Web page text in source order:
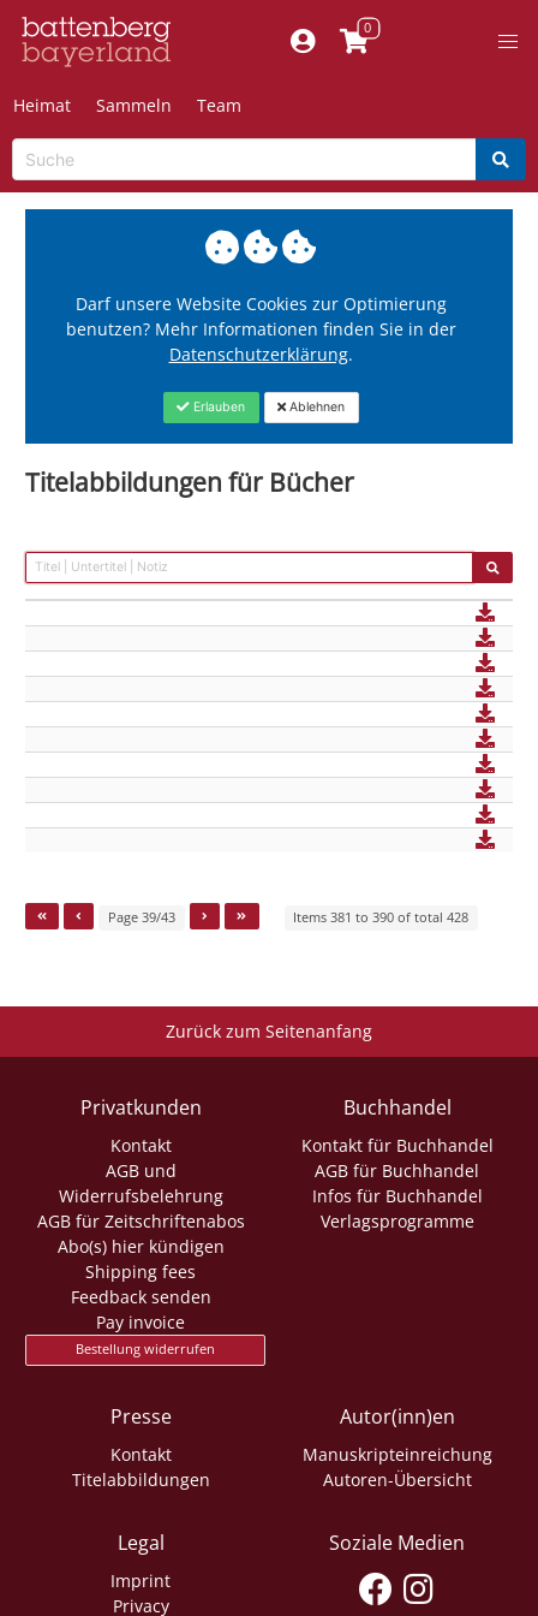
Heimat Sammeln Team
Darf unsere Website Cookies zur Optimierung
benutzen? Mehr Informationen finden Sie in der
Datenschutzerklärung.
Erlauben Ablehnen
Titelabbildungen für Bücher
Page 39/43 Items 381 to 390 of total 428
Zurück zum Seitenanfang
Privatkunden
Kontakt
AGB und
Widerrufsbelehrung
AGB für Zeitschriftenabos
Abo(s) hier kündigen
Shipping fees
Feedback senden
Pay invoice
Bestellung widerrufen
Buchhandel
Kontakt für Buchhandel
AGB für Buchhandel
Infos für Buchhandel
Verlagsprogramme
Presse
Kontakt
Titelabbildungen
Autor(inn)en
Manuskripteinreichung
Autoren-Übersicht
Legal
Imprint
Privacy
Soziale Medien